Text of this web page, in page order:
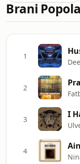
Brani
1
2
3
4